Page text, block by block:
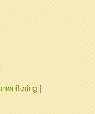
monitoring |